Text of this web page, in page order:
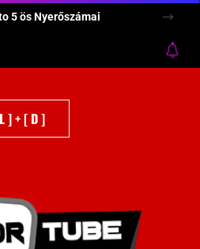
5 ös Nyerőszámai
] + [ D ]